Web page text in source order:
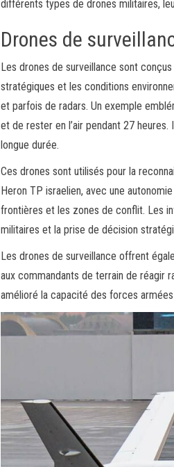
différents types de drones militaires,
Drones de
Les drones de surveillance sont
stratégiques et les conditions
et parfois de radars. Un exemple
et de rester en l’air pendant 27
longue durée.
Ces drones sont utilisés pour la
Heron TP israelien, avec une
frontières et les zones de conflit. Les
militaires et la prise de décision
Les drones de surveillance offrent
aux commandants de terrain de réagir
amélioré la capacité des forces